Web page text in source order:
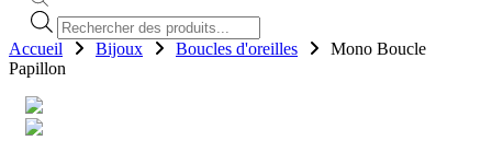
Recherche
de
produits
Accueil Bijoux Boucles d'oreilles
Mono Boucle
Papillon